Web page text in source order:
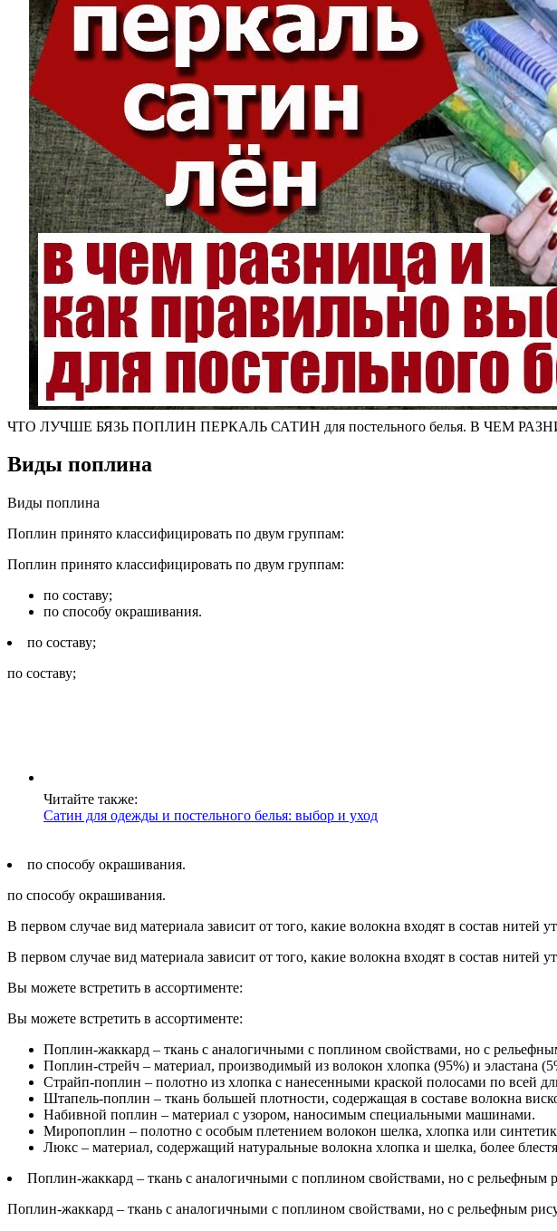
ЧТО ЛУЧШЕ БЯЗЬ ПОПЛИН ПЕРКАЛЬ САТИН для постельного белья. В ЧЕМ
Виды поплина
Виды поплина
Поплин принято классифицировать по двум группам:
Поплин принято классифицировать по двум группам:
по составу;
по способу окрашивания.
по составу;
по составу;
Читайте также:
Сатин для одежды и постельного белья: выбор и уход
по способу окрашивания.
по способу окрашивания.
В первом случае вид материала зависит от того, какие волокна входят в состав нитей
В первом случае вид материала зависит от того, какие волокна входят в состав нитей
Вы можете встретить в ассортименте:
Вы можете встретить в ассортименте:
Поплин-жаккард – ткань с аналогичными с поплином свойствами, но с
Поплин-стрейч – материал, производимый из волокон хлопка (95%) и эластана
Страйп-поплин – полотно из хлопка с нанесенными краской полосами по всей
Штапель-поплин – ткань большей плотности, содержащая в составе волокна
Набивной поплин – материал с узором, наносимым специальными машинами.
Миропоплин – полотно с особым плетением волокон шелка, хлопка или
Люкс – материал, содержащий натуральные волокна хлопка и шелка, более
Поплин-жаккард – ткань с аналогичными с поплином свойствами, но с рельефным
Поплин-жаккард – ткань с аналогичными с поплином свойствами, но с рельефным